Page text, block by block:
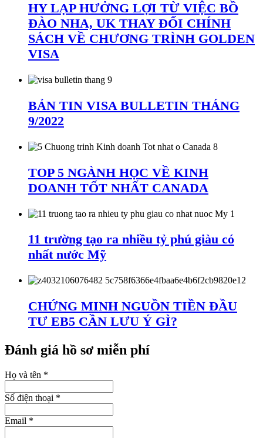
HY LẠP HƯỞNG LỢI TỪ VIỆC BỒ
ĐÀO NHA, UK THAY ĐỔI CHÍNH
SÁCH VỀ CHƯƠNG TRÌNH GOLDEN
VISA
BẢN TIN VISA BULLETIN THÁNG
9/2022
TOP 5 NGÀNH HỌC VỀ KINH
DOANH TỐT NHẤT CANADA
11 trường tạo ra nhiều tỷ phú giàu có
nhất nước Mỹ
CHỨNG MINH NGUỒN TIỀN ĐẦU
TƯ EB5 CẦN LƯU Ý GÌ?
Đánh giá hồ sơ miễn phí
Họ và tên *
Số điện thoại *
Email *